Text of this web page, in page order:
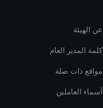
عن الهيئة
كلمة المدير العام
مواقع ذات صلة
أسماء العاملين